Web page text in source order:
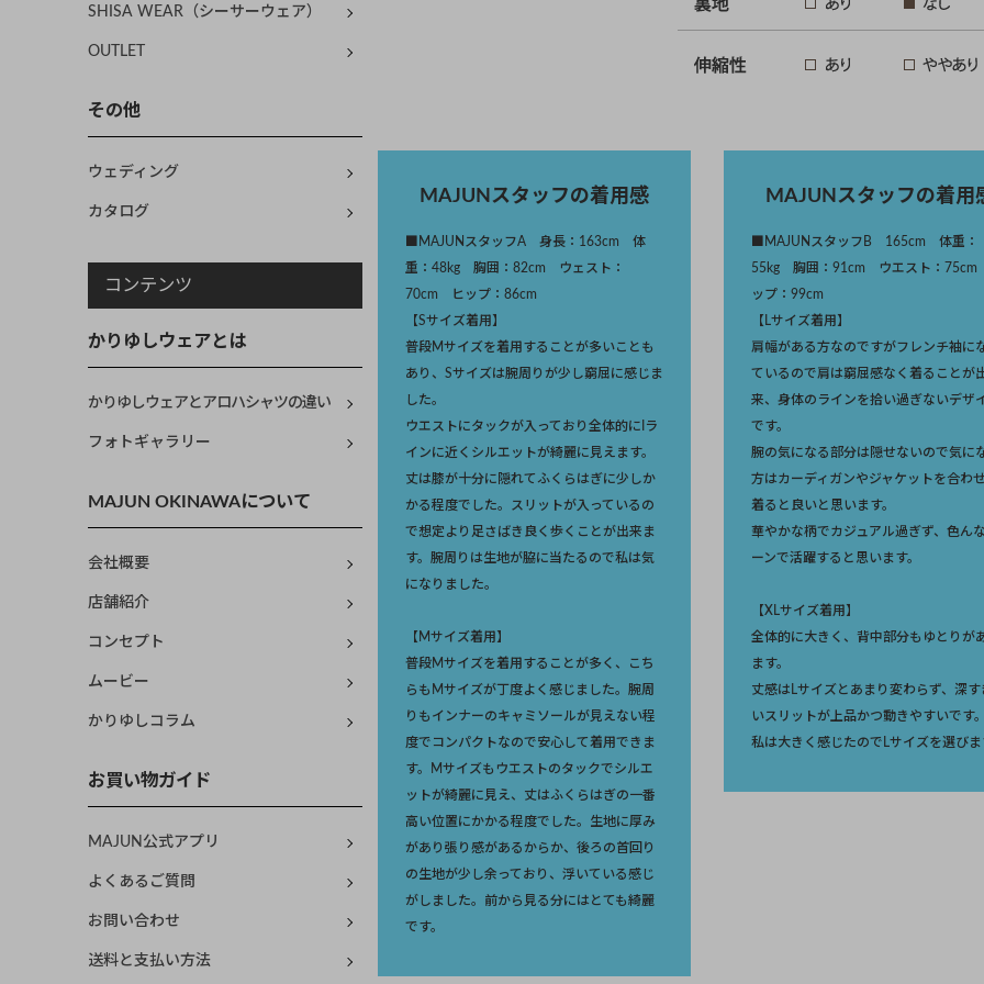
SHISA WEAR（シーサーウェア）
OUTLET
その他
ウェディング
カタログ
コンテンツ
かりゆしウェアとは
かりゆしウェアとアロハシャツの違い
フォトギャラリー
MAJUN OKINAWAについて
会社概要
店舗紹介
コンセプト
ムービー
かりゆしコラム
お買い物ガイド
MAJUN公式アプリ
よくあるご質問
お問い合わせ
送料と支払い方法
MAJUNスタッフの着用感
■MAJUNスタッフA 身長：163cm 体
重：48kg 胸囲：82cm ウェスト：
70cm ヒップ：86cm
【Sサイズ着用】
普段Mサイズを着用することが多いことも
あり、Sサイズは腕周りが少し窮屈に感じま
した。
ウエストにタックが入っており全体的にIラ
インに近くシルエットが綺麗に見えます。
丈は膝が十分に隠れてふくらはぎに少しか
かる程度でした。スリットが入っているの
で想定より足さばき良く歩くことが出来ま
す。腕周りは生地が脇に当たるので私は気
になりました。
【Mサイズ着用】
普段Mサイズを着用することが多く、こち
らもMサイズが丁度よく感じました。腕周
りもインナーのキャミソールが見えない程
度でコンパクトなので安心して着用できま
す。Mサイズもウエストのタックでシルエ
ットが綺麗に見え、丈はふくらはぎの一番
高い位置にかかる程度でした。生地に厚み
があり張り感があるからか、後ろの首回り
の生地が少し余っており、浮いている感じ
がしました。前から見る分にはとても綺麗
です。
MAJUNスタッフの着用
■MAJUNスタッフB 165cm 体重：
55kg 胸囲：91cm ウエスト：
ップ：99cm
【Lサイズ着用】
肩幅がある方なのですがフレンチ袖に
ているので肩は窮屈感なく着ることが
来、身体のラインを拾い過ぎないデザ
です。
腕の気になる部分は隠せないので気に
方はカーディガンやジャケットを合わ
着ると良いと思います。
華やかな柄でカジュアル過ぎず、色ん
ーンで活躍すると思います。
【XLサイズ着用】
全体的に大きく、背中部分もゆとりが
ます。
丈感はLサイズとあまり変わらず、深す
いスリットが上品かつ動きやすいです。
私は大きく感じたのでLサイズを選びま